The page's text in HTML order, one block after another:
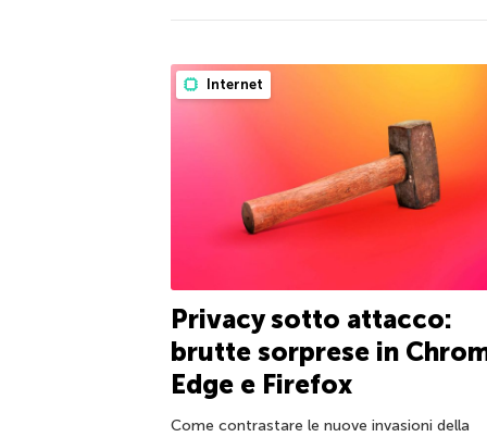
Internet
Privacy sotto attacco:
brutte sorprese in
Edge e Firefox
Come contrastare le nuove invasioni della